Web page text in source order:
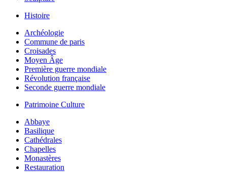
Histoire
Archéologie
Commune de paris
Croisades
Moyen Âge
Première guerre mondiale
Révolution française
Seconde guerre mondiale
Patrimoine Culture
Abbaye
Basilique
Cathédrales
Chapelles
Monastères
Restauration